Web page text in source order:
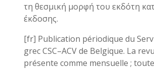
τη θεσμική μορφή του εκδότη
έκδοσης.
[fr] Publication périodique du
grec CSC–ACV de Belgique. La
présente comme mensuelle ;